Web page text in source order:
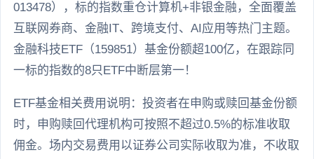
013478），标的指数重仓计算机+非银金融，全面覆盖
互联网券商、金融IT、跨境支付、AI应用等热门主题。
金融科技ETF（159851）基金份额超100亿，在跟踪同
一标的指数的8只ETF中断层第一！
ETF基金相关费用说明：投资者在申购或赎回基金份额
时，申购赎回代理机构可按照不超过0.5%的标准收取
佣金。场内交易费用以证券公司实际收取为准，不收取